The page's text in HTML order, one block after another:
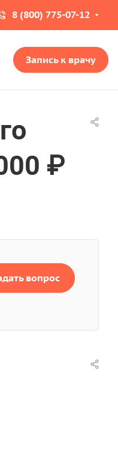
8 (800) 775-07-12
Запись к врачу
₽
вопрос